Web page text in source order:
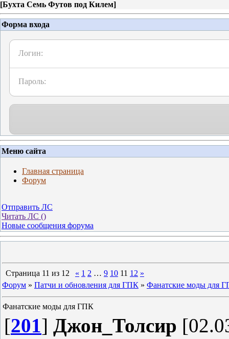
[Бухта Семь Футов под Килем]
Форма входа
Логин:
Пароль:
Меню сайта
Главная страница
Форум
Отправить ЛС
Читать ЛС ()
Новые сообщения форума
Страница 11 из 12 « 1 2 … 9 10 11 12 »
Форум » Патчи и обновления для ГПК » Фанатские моды для
Фанатские моды для ГПК
[201] Джон_Толсир